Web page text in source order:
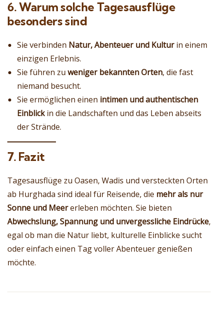
6. Warum solche Tagesausflüge
besonders sind
Sie verbinden Natur, Abenteuer und Kulturin einem
einzigen Erlebnis.
Sie führen zu weniger bekannten Orten, die fast
niemand besucht.
Sie ermöglichen einen intimen und authentischen
Einblickin die Landschaften und das Leben abseits
der Strände.
7. Fazit
Tagesausflüge zu Oasen, Wadis und versteckten Orten
ab Hurghada sind ideal für Reisende, die mehr als nur
Sonne und Meererleben möchten. Sie bieten
Abwechslung, Spannung und unvergessliche Eindrücke,
egal ob man die Natur liebt, kulturelle Einblicke sucht
oder einfach einen Tag voller Abenteuer genießen
möchte.